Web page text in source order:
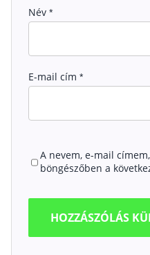
Név *
E-mail cím *
A nevem, e-mail
böngészőben a